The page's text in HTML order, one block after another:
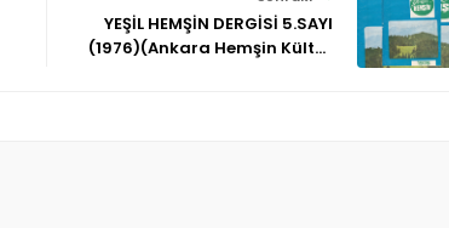
YEŞİL HEMŞİN DERGİSİ 5.SAYI
(1976)(Ankara Hemşin Kültür